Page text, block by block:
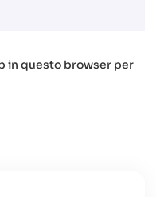
in questo browser per